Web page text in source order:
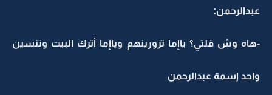
عبدالرحمن:
-هاه وش قلتي؟ ياإما تزورينهم وياإما أترك البيت وتنسين
واحد إسمة عبدالرحمن